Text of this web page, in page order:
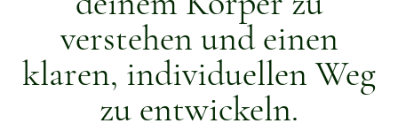
verstehen und einen
klaren, individuellen Weg
zu entwickeln.